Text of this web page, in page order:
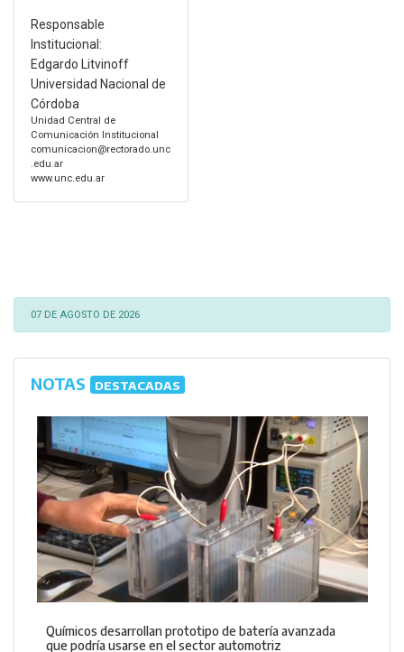
Responsable
Institucional:
Edgardo Litvinoff
Universidad Nacional de
Córdoba
Unidad Central de
Comunicación Institucional
comunicacion@rectorado.unc
.edu.ar
www.unc.edu.ar
07 DE AGOSTO DE 2026
NOTAS DESTACADAS
Químicos desarrollan prototipo de batería avanzada
que podría usarse en el sector automotriz